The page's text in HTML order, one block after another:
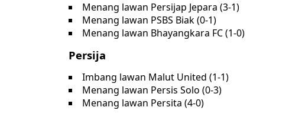
Menang lawan Persijap Jepara (3-1)
Menang lawan PSBS Biak (0-1)
Menang lawan Bhayangkara FC (1-0)
Persija
Imbang lawan Malut United (1-1)
Menang lawan Persis Solo (0-3)
Menang lawan Persita (4-0)